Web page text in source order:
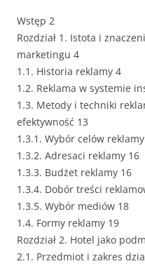
Wstęp 2
Rozdział 1. Istota i
marketingu 4
1.1. Historia reklamy 4
1.2. Reklama w systemie
1.3. Metody i techniki
efektywność 13
1.3.1. Wybór celów
1.3.2. Adresaci reklamy 16
1.3.3. Budżet reklamy 16
1.3.4. Dobór treści
1.3.5. Wybór mediów 18
1.4. Formy reklamy 19
Rozdział 2. Hotel jako
2.1. Przedmiot i zakres